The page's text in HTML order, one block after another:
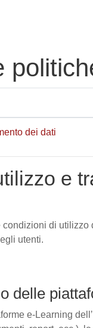
dei dati
e
di
utenti.
delle
e-Learning